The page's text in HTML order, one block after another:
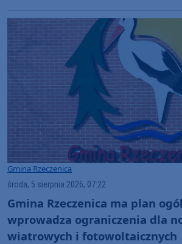
Gmina Rzeczenica
środa, 5 sierpnia 2026, 07:22
Gmina Rzeczenica ma plan
wprowadza ograniczenia dla
wiatrowych i fotowoltaicznych